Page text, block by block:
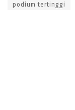
podium tertinggi